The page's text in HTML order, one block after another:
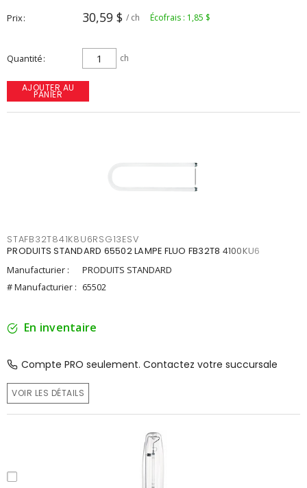
Prix 30,59 $ / ch Écofrais : 1,85 $
Quantité ch
AJOUTER AU
PANIER
STAFB32T841K8U6RSG13ESV
PRODUITS STANDARD 65502 LAMPE FLUO FB32T8 4100KU6
Manufacturier :
PRODUITS STANDARD
# Manufacturier : 65502
En inventaire
Compte PRO seulement. Contactez votre succursale
VOIR LES DÉTAILS